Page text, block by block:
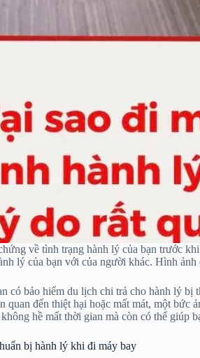
về tình trạng hành lý của bạn trước
lý của bạn với của người khác. Hình
có bảo hiểm du lịch chi trả cho hành lý
quan đến thiệt hại hoặc mất mát, một
hề mất thời gian mà còn có thể giúp
bị hành lý khi đi máy bay